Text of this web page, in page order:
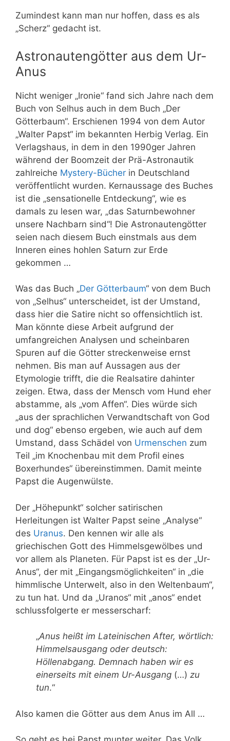
Zumindest kann man nur hoffen, dass es als
„Scherz“ gedacht ist.
Astronautengötter aus dem Ur-
Anus
Nicht weniger „Ironie“ fand sich Jahre nach dem
Buch von Selhus auch in dem Buch „Der
Götterbaum“. Erschienen 1994 von dem Autor
„Walter Papst“ im bekannten Herbig Verlag. Ein
Verlagshaus, in dem in den 1990ger Jahren
während der Boomzeit der Prä-Astronautik
zahlreiche Mystery-Bücher in Deutschland
veröffentlicht wurden. Kernaussage des Buches
ist die „sensationelle Entdeckung“, wie es
damals zu lesen war, „das Saturnbewohner
unsere Nachbarn sind“! Die Astronautengötter
seien nach diesem Buch einstmals aus dem
Inneren eines hohlen Saturn zur Erde
gekommen …
Was das Buch „Der Götterbaum“ von dem Buch
von „Selhus“ unterscheidet, ist der Umstand,
dass hier die Satire nicht so offensichtlich ist.
Man könnte diese Arbeit aufgrund der
umfangreichen Analysen und scheinbaren
Spuren auf die Götter streckenweise ernst
nehmen. Bis man auf Aussagen aus der
Etymologie trifft, die die Realsatire dahinter
zeigen. Etwa, dass der Mensch vom Hund eher
abstamme, als „vom Affen“. Dies würde sich
„aus der sprachlichen Verwandtschaft von God
und dog“ ebenso ergeben, wie auch auf dem
Umstand, dass Schädel von Urmenschen zum
Teil „im Knochenbau mit dem Profil eines
Boxerhundes“ übereinstimmen. Damit meinte
Papst die Augenwülste.
Der „Höhepunkt“ solcher satirischen
Herleitungen ist Walter Papst seine „Analyse“
des Uranus. Den kennen wir alle als
griechischen Gott des Himmelsgewölbes und
vor allem als Planeten. Für Papst ist es der „Ur-
Anus“, der mit „Eingangsmöglichkeiten“ in „die
himmlische Unterwelt, also in den Weltenbaum“,
zu tun hat. Und da „Uranos“ mit „anos“ endet
schlussfolgerte er messerscharf:
„Anus heißt im Lateinischen After, wörtlich:
Himmelsausgang oder deutsch:
Höllenabgang. Demnach haben wir es
einerseits mit einem Ur-Ausgang (…) zu
tun.“
Also kamen die Götter aus dem Anus im All …